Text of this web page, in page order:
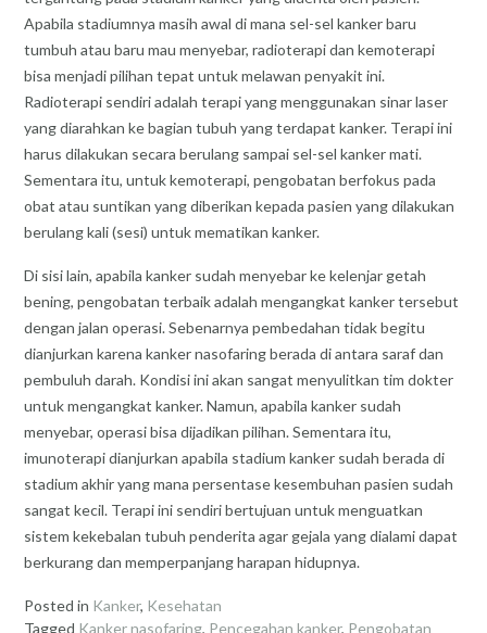
Apabila stadiumnya masih awal di mana sel-sel kanker baru
tumbuh atau baru mau menyebar, radioterapi dan kemoterapi
bisa menjadi pilihan tepat untuk melawan penyakit ini.
Radioterapi sendiri adalah terapi yang menggunakan sinar laser
yang diarahkan ke bagian tubuh yang terdapat kanker. Terapi ini
harus dilakukan secara berulang sampai sel-sel kanker mati.
Sementara itu, untuk kemoterapi, pengobatan berfokus pada
obat atau suntikan yang diberikan kepada pasien yang dilakukan
berulang kali (sesi) untuk mematikan kanker.
Di sisi lain, apabila kanker sudah menyebar ke kelenjar getah
bening, pengobatan terbaik adalah mengangkat kanker tersebut
dengan jalan operasi. Sebenarnya pembedahan tidak begitu
dianjurkan karena kanker nasofaring berada di antara saraf dan
pembuluh darah. Kondisi ini akan sangat menyulitkan tim dokter
untuk mengangkat kanker. Namun, apabila kanker sudah
menyebar, operasi bisa dijadikan pilihan. Sementara itu,
imunoterapi dianjurkan apabila stadium kanker sudah berada di
stadium akhir yang mana persentase kesembuhan pasien sudah
sangat kecil. Terapi ini sendiri bertujuan untuk menguatkan
sistem kekebalan tubuh penderita agar gejala yang dialami dapat
berkurang dan memperpanjang harapan hidupnya.
Posted in Kanker, Kesehatan
Tagged Kanker nasofaring, Pencegahan kanker, Pengobatan